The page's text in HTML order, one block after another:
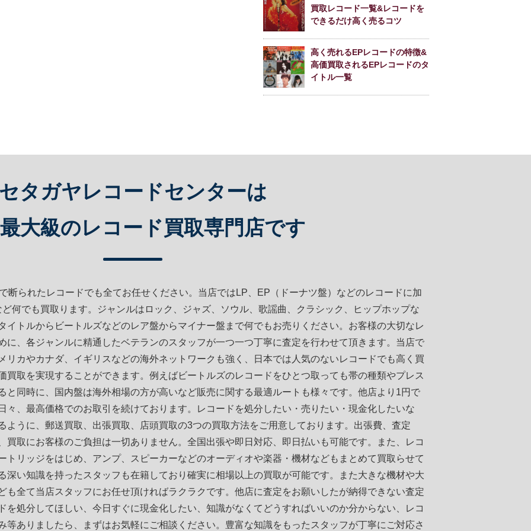
買取レコード一覧&レコードを
できるだけ高く売るコツ
高く売れるEPレコードの特徴&
高価買取されるEPレコードのタ
イトル一覧
タガヤレコードセンターは
大級のレコード買取専門店です
断られたレコードでも全てお任せください。当店ではLP、EP（ドーナツ盤）などのレコードに加
何でも買取ります。ジャンルはロック、ジャズ、ソウル、歌謡曲、クラシック、ヒップホップな
イトルからビートルズなどのレア盤からマイナー盤まで何でもお売りください。お客様の大切なレ
に、各ジャンルに精通したベテランのスタッフが一つ一つ丁寧に査定を行わせて頂きます。当店で
リカやカナダ、イギリスなどの海外ネットワークも強く、日本では人気のないレコードでも高く買
買取を実現することができます。例えばビートルズのレコードをひとつ取っても帯の種類やプレス
と同時に、国内盤は海外相場の方が高いなど販売に関する最適ルートも様々です。他店より1円で
々、最高価格でのお取引を続けております。レコードを処分したい・売りたい・現金化したいな
ように、郵送買取、出張買取、店頭買取の3つの買取方法をご用意しております。出張費、査定
買取にお客様のご負担は一切ありません。全国出張や即日対応、即日払いも可能です。また、レコ
トリッジをはじめ、アンプ、スピーカーなどのオーディオや楽器・機材などもまとめて買取らせて
深い知識を持ったスタッフも在籍しており確実に相場以上の買取が可能です。また大きな機材や大
も全て当店スタッフにお任せ頂ければラクラクです。他店に査定をお願いしたが納得できない査定
を処分してほしい、今日すぐに現金化したい、知識がなくてどうすればいいのか分からない、レコ
等ありましたら、まずはお気軽にご相談ください。豊富な知識をもったスタッフが丁寧にご対応さ